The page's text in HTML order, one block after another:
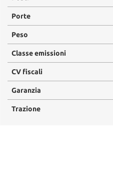
Porte
Peso
Classe emissioni
CV fiscali
Garanzia
Trazione